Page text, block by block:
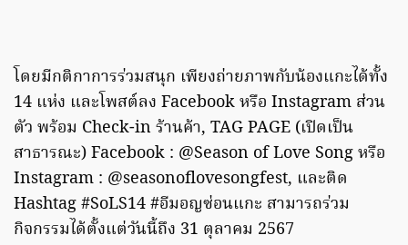
โดยมีกติกาการร่วมสนุก เพียงถ่ายภาพกับน้องแกะได้ทั้ง
14 แห่ง และโพสต์ลง Facebook หรือ Instagram ส่วน
ตัว พร้อม Check-in ร้านค้า, TAG PAGE (เปิดเป็น
สาธารณะ) Facebook : @Season of Love Song หรือ
Instagram : @seasonoflovesongfest, และติด
Hashtag #SoLS14 #อีมอญซ่อนแกะ สามารถร่วม
กิจกรรมได้ตั้งแต่วันนี้ถึง 31 ตุลาคม 2567